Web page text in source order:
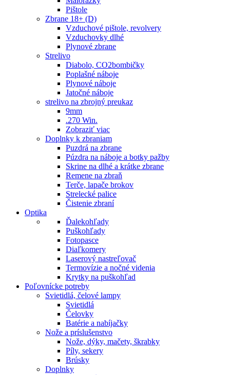
Pištole
Zbrane 18+ (D)
Vzduchové pištole, revolvery
Vzduchovky dlhé
Plynové zbrane
Strelivo
Diabolo, CO2bombičky
Poplašné náboje
Plynové náboje
Jatočné náboje
strelivo na zbrojný preukaz
9mm
.270 Win.
Zobraziť viac
Doplnky k zbraniam
Puzdrá na zbrane
Púzdra na náboje a botky pažby
Skrine na dlhé a krátke zbrane
Remene na zbraň
Terče, lapače brokov
Strelecké palice
Čistenie zbraní
Optika
Ďalekohľady
Puškohľady
Fotopasce
Diaľkomery
Laserový nastreľovač
Termovízie a nočné videnia
Krytky na puškohľad
Poľovnícke potreby
Svietidlá, čelové lampy
Svietidlá
Čelovky
Batérie a nabíjačky
Nože a príslušenstvo
Nože, dýky, mačety, škrabky
Píly, sekery
Brúsky
Doplnky